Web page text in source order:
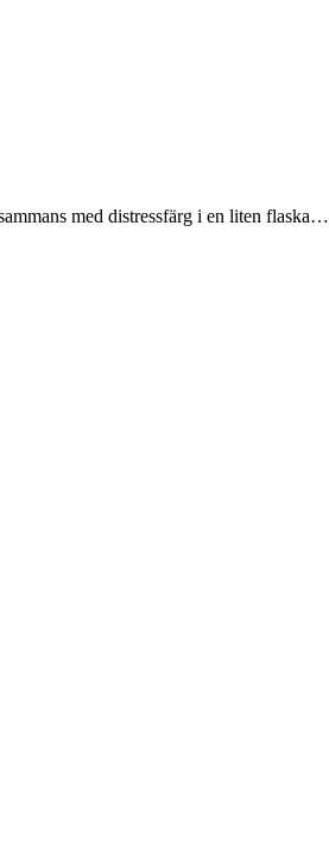
med distressfärg i en liten flaska…